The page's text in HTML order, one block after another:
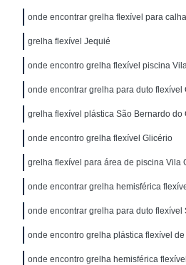
onde encontrar grelha flexível para
grelha flexível Jequié
onde encontro grelha flexível piscina
onde encontrar grelha para duto flexível
grelha flexível plástica São Bernardo do
onde encontro grelha flexível Glicério
grelha flexível para área de piscina Vila
onde encontrar grelha hemisférica
onde encontrar grelha para duto flexível
onde encontro grelha plástica flexível
onde encontro grelha hemisférica